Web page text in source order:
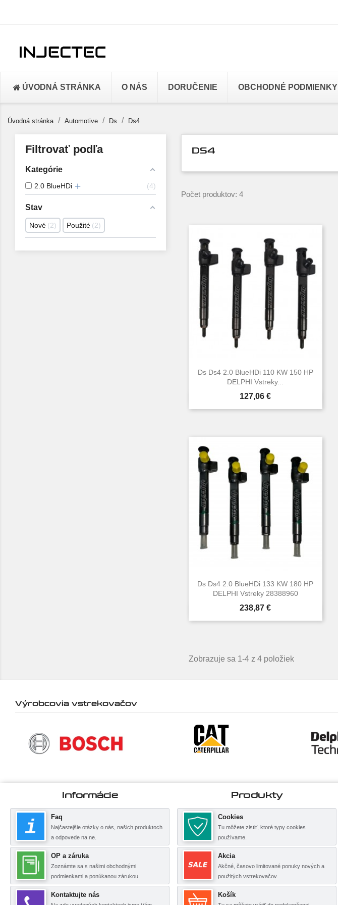
ÚVODNÁ STRÁNKA O NÁS DORUČENIE OBCHODNÉ PODMIENKY
Úvodná stránka Automotive Ds Ds4
Filtrovať podľa
Kategórie
2.0 BlueHDi 4
Stav
Nové 2 Použité 2
DS4
Počet produktov: 4
Ds Ds4 2.0 BlueHDi 110 KW 150 HP
DELPHI Vstreky...
Cena
127,06 €
Rýchly náhľad
Ds Ds4 2.0 BlueHDi 133 KW 180 HP
DELPHI Vstreky 28388960
Cena
238,87 €
Rýchly náhľad
Zobrazuje sa 1-4 z 4 položiek
Výrobcovia vstrekovačov
Informácie
Faq
Najčastejšie otázky o nás, našich produktoch
a odpovede na ne.
OP a záruka
Zoznámte sa s našimi obchodnými
podmienkami a ponúkanou zárukou.
Kontaktujte nás
Produkty
Cookies
Tu môžete zistiť, ktoré typy cookies
používame.
Akcia
Akčné, časovo limitované ponuky nových a
použitých vstrekovačov.
Košík